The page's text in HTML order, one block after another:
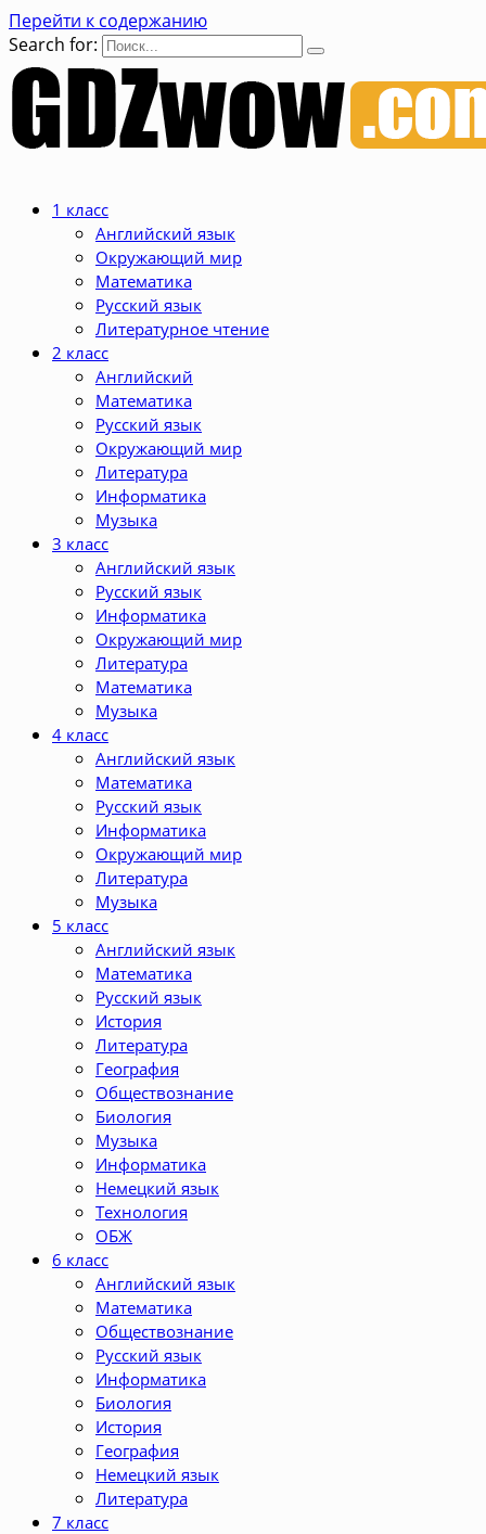
Перейти к содержанию
Search for:
1 класс
Английский язык
Окружающий мир
Математика
Русский язык
Литературное чтение
2 класс
Английский
Математика
Русский язык
Окружающий мир
Литература
Информатика
Музыка
3 класс
Английский язык
Русский язык
Информатика
Окружающий мир
Литература
Математика
Музыка
4 класс
Английский язык
Математика
Русский язык
Информатика
Окружающий мир
Литература
Музыка
5 класс
Английский язык
Математика
Русский язык
История
Литература
География
Обществознание
Биология
Музыка
Информатика
Немецкий язык
Технология
ОБЖ
6 класс
Английский язык
Математика
Обществознание
Русский язык
Информатика
Биология
История
География
Немецкий язык
Литература
7 класс